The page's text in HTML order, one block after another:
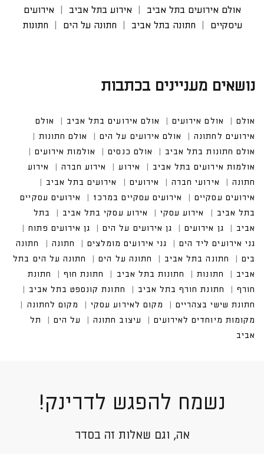
אולם אירועים בתל אביב אירוע בתל אביב
אירועים
עיסקיים
חתונה בתל אביב חתונה על הים חתונות
נושאים מעניינים בכתבות
אולם אולם אירועים אולם אירועים בתל אביב
אולם אי
רועים לחתונה
אולם אירועים על הים
אולם חתונות
אולם חתונות בתל אביב
אולם כנסים
אולמות אירועים
אולמות אירועים בתל אביב
אירועים בתל אביב
אירועים עסקיים במרכז
אירועים עסקיים בתל אביב
נשמח להפגש לדרינק!
אה, וגם שאלות זה בסדר